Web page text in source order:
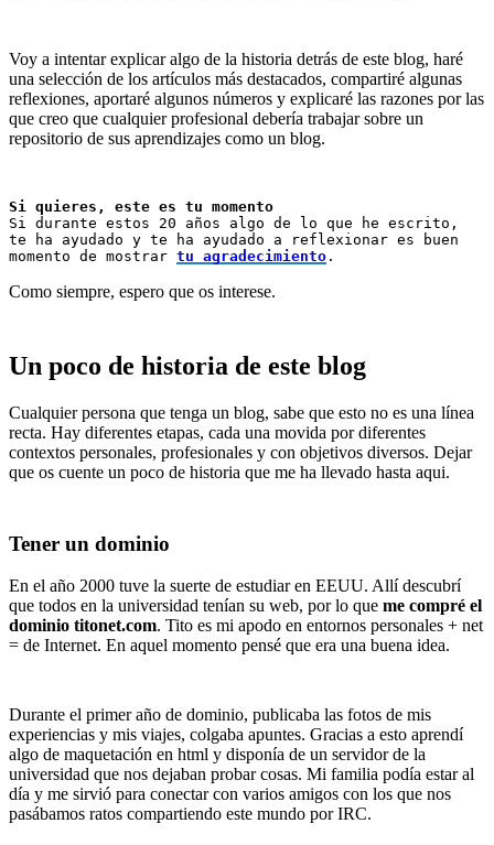
Voy a intentar explicar algo de la historia detrás de este blog, haré
una selección de los artículos más destacados, compartiré algunas
reflexiones, aportaré algunos números y explicaré las razones por las
que creo que cualquier profesional debería trabajar sobre un
repositorio de sus aprendizajes como un blog.
Si quieres, este es tu momento
Si durante estos 20 años algo de lo que he escrito,
te ha ayudado y te ha ayudado a reflexionar es buen
momento de mostrar tu agradecimiento .
Como siempre, espero que os interese.
Un poco de historia de este blog
Cualquier persona que tenga un blog, sabe que esto no es una línea
recta. Hay diferentes etapas, cada una movida por diferentes
contextos personales, profesionales y con objetivos diversos. Dejar
que os cuente un poco de historia que me ha llevado hasta aqui.
Tener un dominio
En el año 2000 tuve la suerte de estudiar en EEUU. Allí descubrí
que todos en la universidad tenían su web, por lo que me compré el
dominio titonet.com. Tito es mi apodo en entornos personales + net
= de Internet. En aquel momento pensé que era una buena idea.
Durante el primer año de dominio, publicaba las fotos de mis
experiencias y mis viajes, colgaba apuntes. Gracias a esto aprendí
algo de maquetación en html y disponía de un servidor de la
universidad que nos dejaban probar cosas. Mi familia podía estar al
día y me sirvió para conectar con varios amigos con los que nos
pasábamos ratos compartiendo este mundo por IRC.